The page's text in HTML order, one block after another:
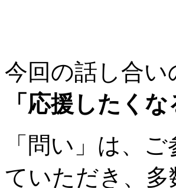
今回の話し合い
「応援したく
「問い」は、
ていただき、